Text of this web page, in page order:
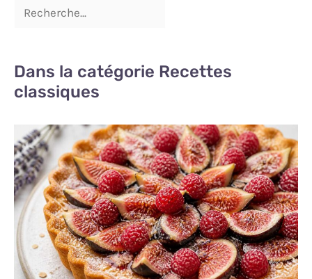
Dans la catégorie Recettes
classiques